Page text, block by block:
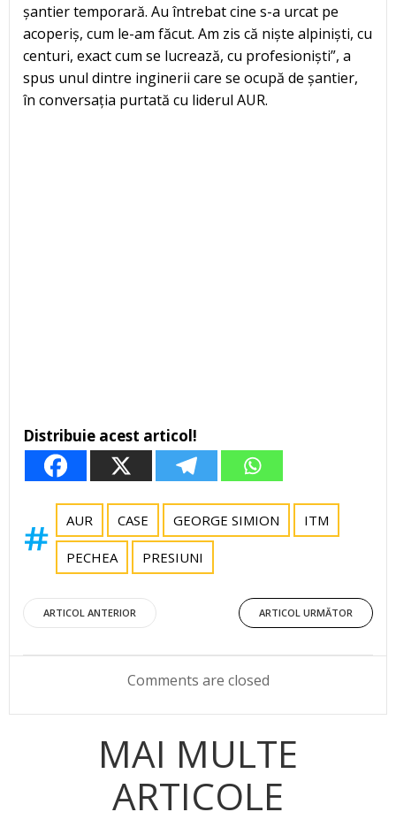
șantier temporară. Au întrebat cine s-a urcat pe
acoperiș, cum le-am făcut. Am zis că niște alpiniști, cu
centuri, exact cum se lucrează, cu profesioniști”, a
spus unul dintre inginerii care se ocupă de șantier,
în conversația purtată cu liderul AUR.
Distribuie acest articol!
AUR CASE GEORGE SIMION ITM
PECHEA PRESIUNI
Post
navigation
ARTICOL ANTERIOR
Post
navigation
ARTICOL URMĂTOR
Comments are closed
MAI MULTE
ARTICOLE